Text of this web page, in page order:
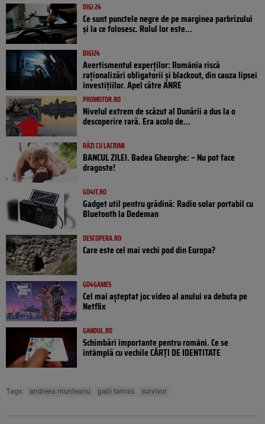
DIGI 24
Ce sunt punctele negre de pe marginea parbrizului
și la ce folosesc. Rolul lor este...
DIGI24
Avertismentul experților: România riscă
raționalizări obligatorii și blackout, din cauza lipsei
investițiilor. Apel către ANRE
PROMOTOR.RO
Nivelul extrem de scăzut al Dunării a dus la o
descoperire rară. Era acolo de...
RÂZI CU LACRIMI
BANCUL ZILEI. Badea Gheorghe: – Nu pot face
dragoste!
GO4IT.RO
Gadget util pentru grădină: Radio solar portabil cu
Bluetooth la Dedeman
DESCOPERA.RO
Care este cel mai vechi pod din Europa?
GO4GAMES
Cel mai așteptat joc video al anului va debuta pe
Netflix
GANDUL.RO
Schimbări importante pentru români. Ce se
întâmplă cu vechile CĂRȚI DE IDENTITATE
Tags: andreea munteanu gabi tamas survivor